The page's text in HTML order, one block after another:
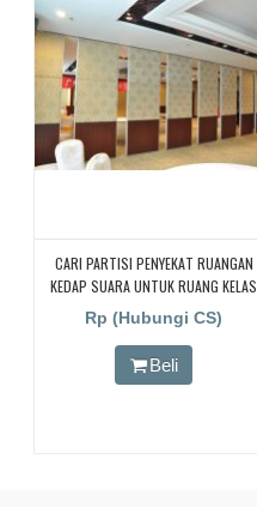
CARI PARTISI PENYEKAT RUANGAN
KEDAP SUARA UNTUK RUANG KELAS
KAMPUS, CARI PARTISI PENYEKAT
RUANGAN KEDAP SUARA UNTUK
RUANG KELAS KAMPUS, CARI PARTISI
PENYEKAT RUANGAN KEDAP SUARA
Rp (Hubungi CS)
Beli